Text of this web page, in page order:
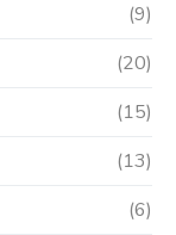
(9)
(20)
(15)
(13)
(6)